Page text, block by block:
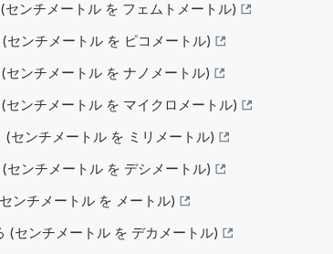
ンチメートル を フェムトメートル)
ンチメートル を ピコメートル)
ンチメートル を ナノメートル)
ンチメートル を マイクロメートル)
センチメートル を ミリメートル)
ンチメートル を デシメートル)
ンチメートル を メートル)
(センチメートル を デカメートル)